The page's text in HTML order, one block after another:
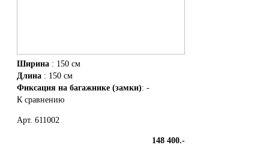
Ширина : 150 см
Длина : 150 см
Фиксация на багажнике (замки): -
К сравнению
Арт. 611002
148 400.-